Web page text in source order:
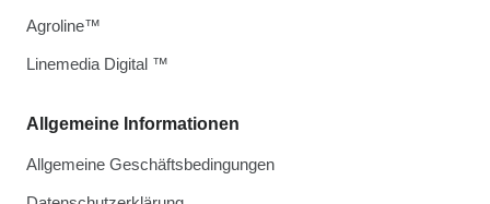
Allgemeine Informationen
Allgemeine Geschäftsbedingungen
Agroline™
Linemedia Digital ™